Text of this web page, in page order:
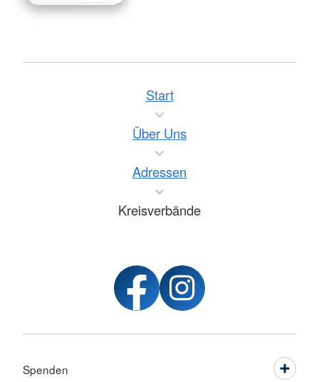
Start
Über Uns
Adressen
Kreisverbände
Spenden